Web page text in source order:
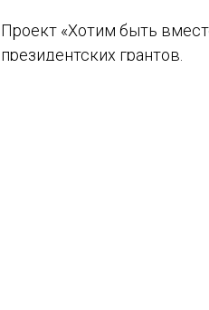
Проект «Хотим быть
президентских грантов.